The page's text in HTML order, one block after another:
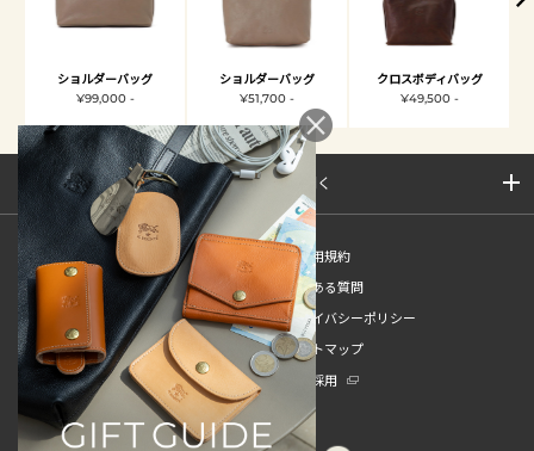
ショルダーバッグ
¥99,000 -
ショルダーバッグ
¥51,700 -
クロスボディバッグ
¥49,500 -
サイトマップを開く
新規会員登録
ご利用規約
ご利用ガイド
よくある質問
特定商取引法
プライバシーポリシー
お問い合わせ
サイトマップ
販売スタッフ中途採用
新卒採用